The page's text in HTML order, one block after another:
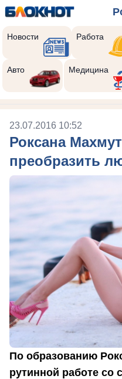
Новости Работа
Авто Медицина
23.07.2016 10:52
Роксана
преобразить
По образованию
рутинной работе со